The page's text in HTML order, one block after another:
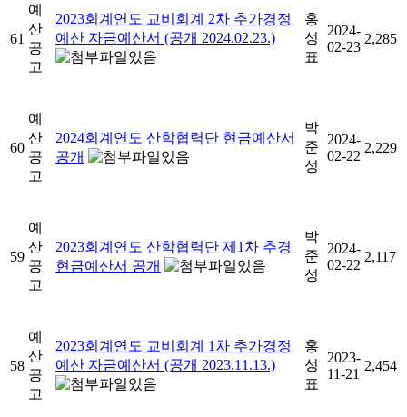
61
예
산
공
고
2023회계연도 교비회계 2차 추가경정
예산 자금예산서 (공개 2024.02.23.)
홍
성
표
2024-
02-23
2,285
60
예
산
공
고
2024회계연도 산학협력단 현금예산서
공개
박
준
성
2024-
02-22
2,229
59
예
산
공
고
2023회계연도 산학협력단 제1차 추경
현금예산서 공개
박
준
성
2024-
02-22
2,117
58
예
산
공
고
2023회계연도 교비회계 1차 추가경정
예산 자금예산서 (공개 2023.11.13.)
홍
성
표
2023-
11-21
2,454